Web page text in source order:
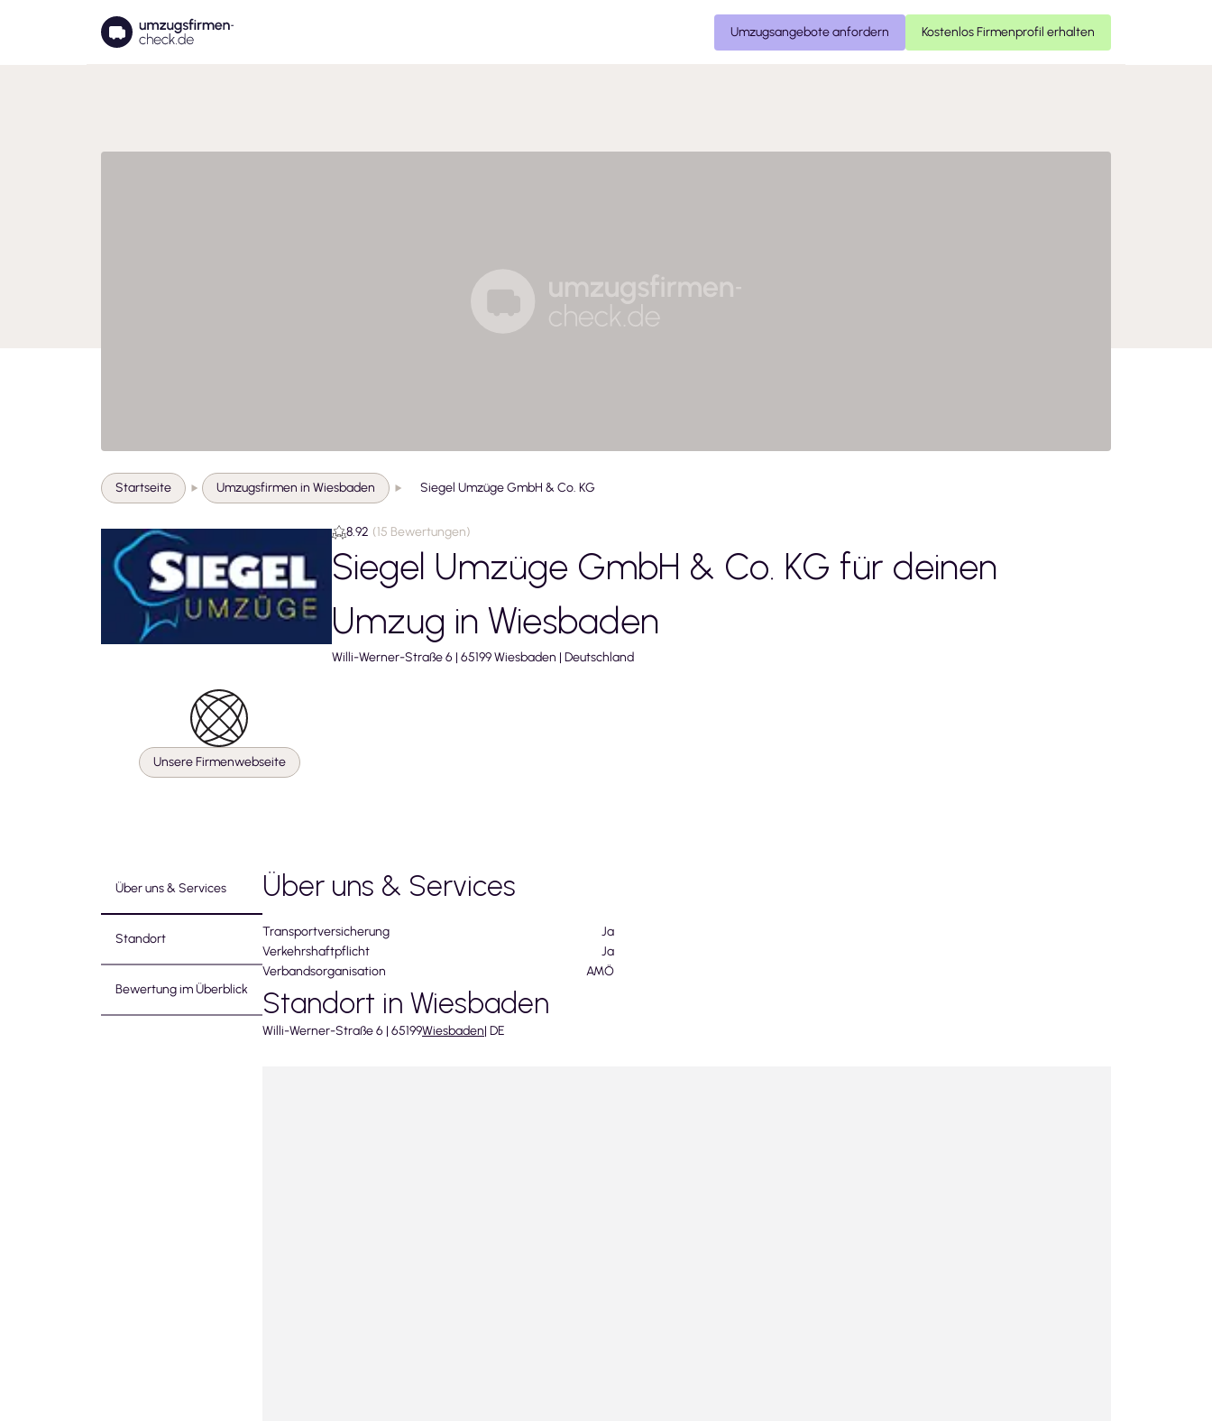
Umzugsangebote anfordern Kostenlos Firmenprofil erhalten
Startseite Umzugsfirmen in Wiesbaden Siegel Umzüge GmbH & Co. KG
8.92 (15 Bewertungen)
Siegel Umzüge GmbH & Co. KG für deinen
Umzug in Wiesbaden
Willi-Werner-Straße6 | 65199Wiesbaden | Deutschland
Unsere Firmenwebseite
Über uns & Services
Standort
Bewertung im Überblick
Über uns & Services
Transportversicherung
Ja
Verkehrshaftpflicht
Ja
Verbandsorganisation
AMÖ
Standort in Wiesbaden
Willi-Werner-Straße6 | 65199Wiesbaden| DE